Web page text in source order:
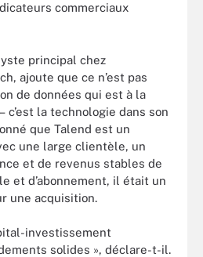
commerciaux
principal chez
ajoute que ce n’est pas
de données qui est à la
c’est la technologie dans son
que Talend est un
une large clientèle, un
et de revenus stables de
et d’abonnement, il était un
une acquisition.
investissement
solides », déclare-t-il.